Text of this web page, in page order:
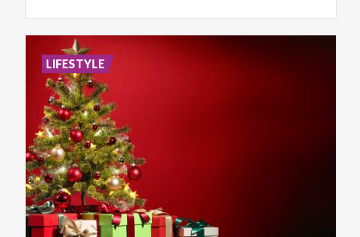
LIFESTYLE